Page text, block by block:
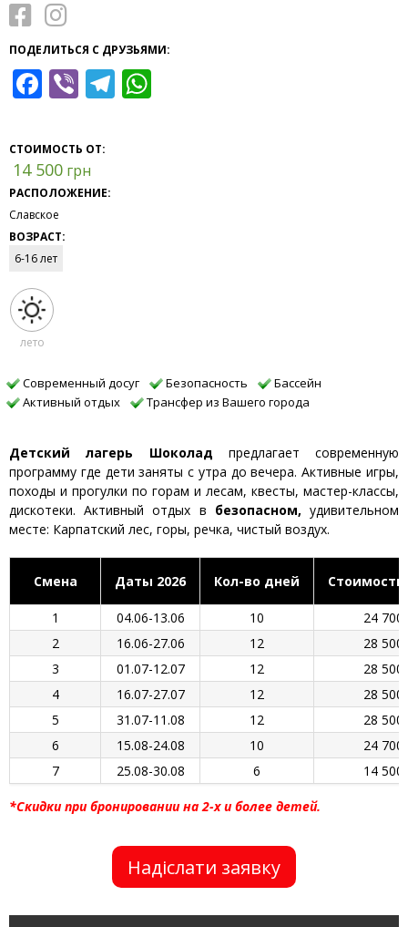
ПОДЕЛИТЬСЯ С ДРУЗЬЯМИ:
Facebook
ViberTelegram
СТОИМОСТЬ ОТ:
14 500 грн
РАСПОЛОЖЕНИЕ:
Славское
ВОЗРАСТ:
6-16 лет
лето
Современный досуг Безопасность
Бассейн
Активный отдых
Трансфер из Вашего города
Детский лагерь Шоколад предлагает современную
программу где дети заняты с утра до вечера. Активные игры,
походы и прогулки по горам и лесам, квесты, мастер-классы,
дискотеки. Активный отдых в безопасном, удивительном
месте: Карпатский лес, горы, речка, чистый воздух.
Смена Даты 2026 Кол-во дней
1 04.06-13.06 10
24 700
2
16.06-27.06 12
28 500
3
01.07-12.07 12
28 500
4
16.07-27.07 12
28 500
5
31.07-11.08 12
28 500
6
15.08-24.08 10
24 700
7
25.08-30.08 6 14 500
*Скидки при бронировании на 2-х и более детей.
Надіслати заявку